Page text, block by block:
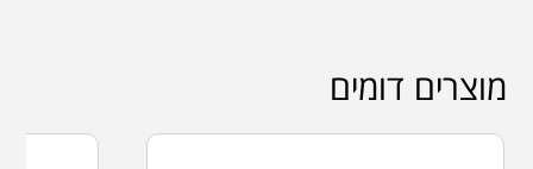
מוצרים דומים